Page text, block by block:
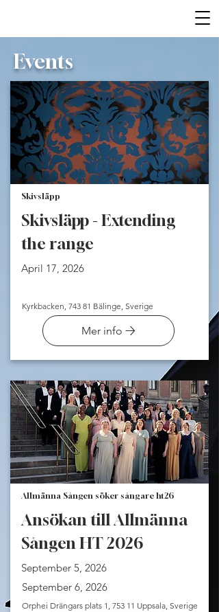
Events
Skivsläpp
Skivsläpp - Extending
the range
April 17, 2026
Kyrkbacken, 743 81 Bälinge, Sverige
Mer info
Allmänna Sången söker sångare ht26
Ansökan till Allmänna
Sången HT 2026
September 5, 2026
September 6, 2026
Orphei Drängars plats 1, 753 11 Uppsala, Sverige